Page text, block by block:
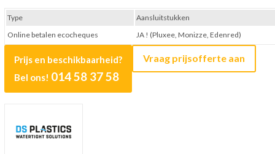
Prijs en beschikbaarheid?
Bel ons! 014 58 37 58
Vraag prijsofferte aan
Type
Aansluitstukken
Online betalen ecocheques
JA ! (Pluxee, Monizze, Edenred)